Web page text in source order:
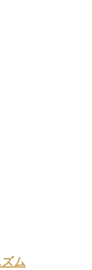
ム